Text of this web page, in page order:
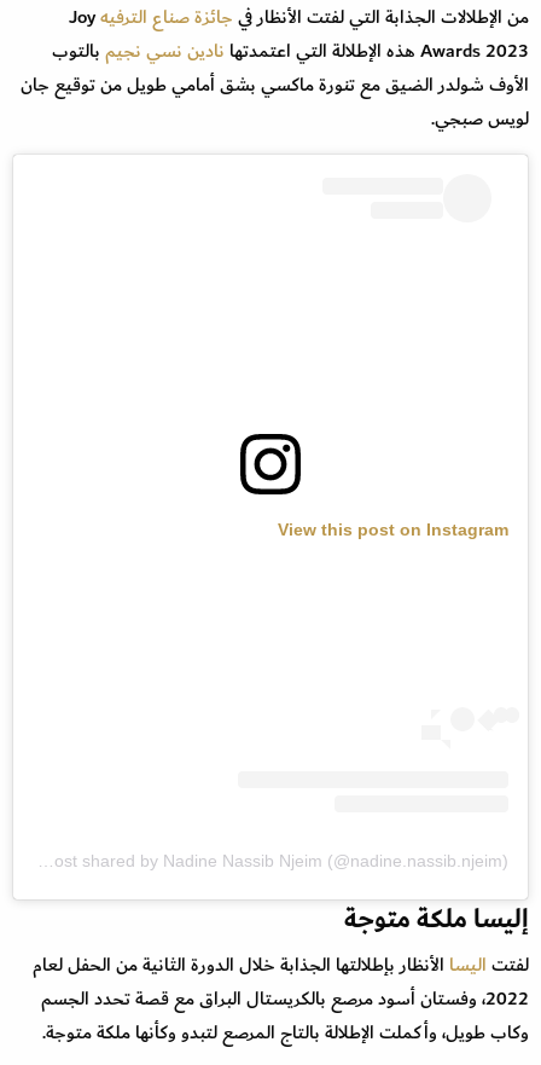
من الإطلالات الجذابة التي لفتت الأنظار فيجائزة صناع الترفيهJoy
Awards 2023 هذه الإطلالة التي اعتمدتها
نادين نسي نجيمبالتوب
الأوف شولدر الضيق مع تنورة ماكسي بشق أمامي طويل من توقيع جان
لويس صبجي.
View this post on Instagram
إليسا ملكة متوجة
لفتتاليسا الأنظار بإطلالتها الجذابة خلال الدورة الثانية من الحفل لعام
2022، وفستان أسود مرصع بالكريستال البراق مع قصة تحدد الجسم
وكاب طويل، وأكملت الإطلالة بالتاج المرصع لتبدو وكأنها ملكة متوجة.